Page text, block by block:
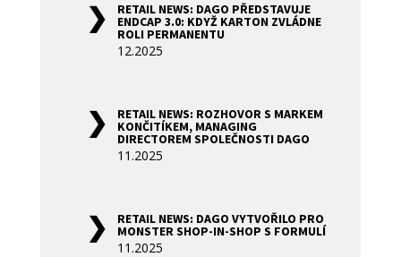
RETAIL NEWS: DAGO PŘEDSTAVUJE
ENDCAP 3.0: KDYŽ KARTON ZVLÁDNE
ROLI PERMANENTU
12.2025
RETAIL NEWS: ROZHOVOR S MARKEM
KONČITÍKEM, MANAGING
DIRECTOREM SPOLEČNOSTI DAGO
11.2025
RETAIL NEWS: DAGO VYTVOŘILO PRO
MONSTER SHOP-IN-SHOP S FORMULÍ
11.2025